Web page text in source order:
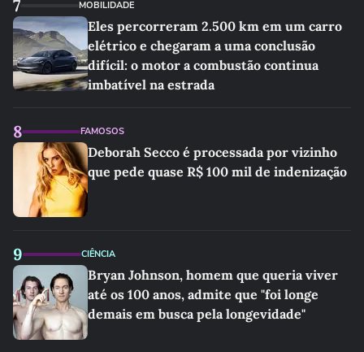
7 MOBILIDADE
Eles percorreram 2.500 km em um carro
elétrico e chegaram a uma conclusão
difícil: o motor a combustão continua
imbatível na estrada
8 FAMOSOS
Deborah Secco é processada por vizinho
que pede quase R$ 100 mil de indenização
9 CIÊNCIA
Bryan Johnson, homem que queria viver
até os 100 anos, admite que "foi longe
demais em busca pela longevidade"